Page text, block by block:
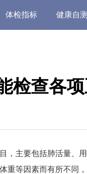
体检指标 健康自测
检查各
，主要包括肺活量、
重等因素而有所不同